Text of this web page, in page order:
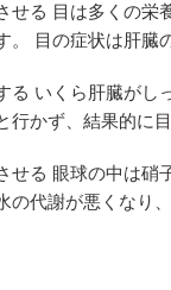
せる 目は多くの栄
。 目の症状は肝臓
る いくら肝臓がし
行かず、結果的に
せる 眼球の中は硝
の代謝が悪くなり